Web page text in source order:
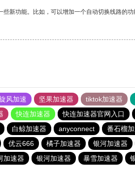
新功能。比如，可以增加一个自动切换线路的
风加速 坚果加速器 tiktok加速器
快连加速器 快连加速器官网入口
白鲸加速器 anyconnect 番石榴
优云666 橘子加速器 银河加速器
加速器 银河加速器 暴雪加速器